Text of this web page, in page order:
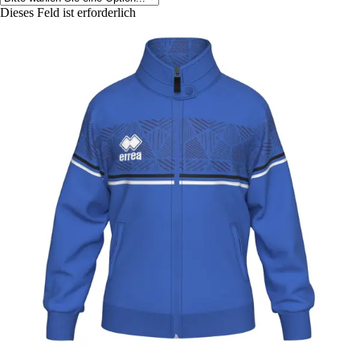
Dieses Feld ist erforderlich